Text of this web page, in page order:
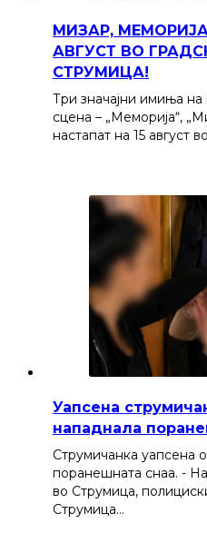
МИЗАР,
АВГУСТ ВО
СТРУМИЦА!
Три значајни имиња
сцена – „Меморија“,
настапат на 15 август
Уапсена
нападнала
Струмичанка уапсена
поранешната снаа. -
во Струмица,
Струмица…